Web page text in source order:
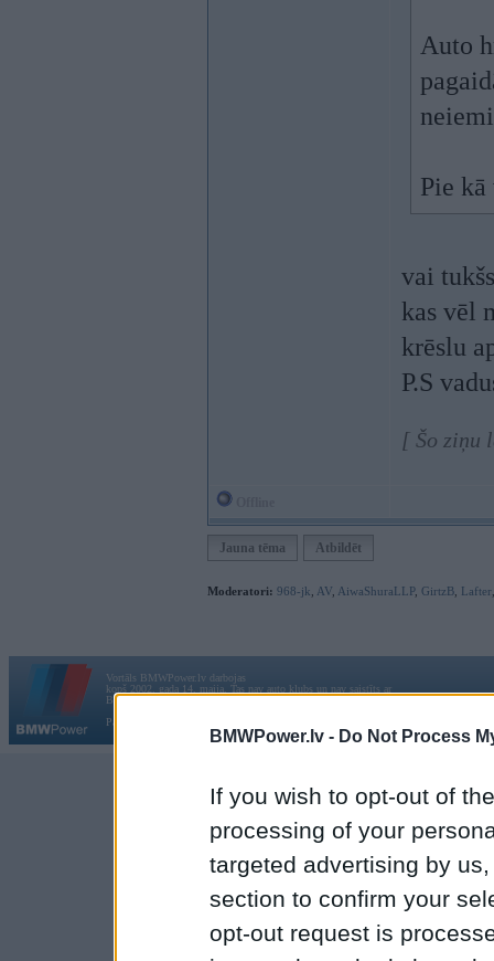
BMWPower.lv - Do Not Process
If you wish to opt-out of
processing of your
targeted advertising by
section to confirm your
opt-out request is
Auto
Pie
vai
kas vēl
krēslu
P.S
[ Šo ziņu
Jauna tēma Atbildēt
Moderatori: 968-jk AV AiwaShuraLLP, GirtzB Lafter
Vortāls BMWPower.lv darbojas
kopš 2002. gada 14. maija. Tas nav auto klubs un nav saistīts ar
BMW AG.
Par BMWPower
Galvena|